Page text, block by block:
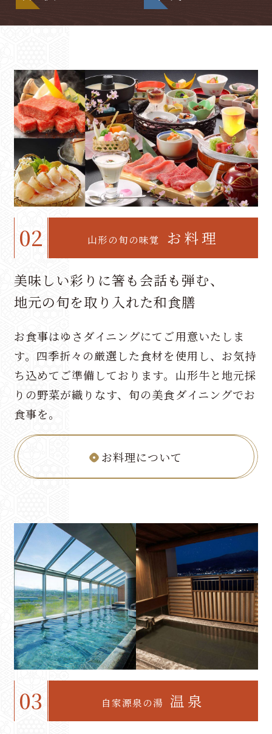
02 山形の旬の味覚 お料理
美味しい彩りに箸も会話も弾む、
地元の旬を取り入れた和食膳
お食事はゆさダイニングにてご用意いたしま
す。四季折々の厳選した食材を使用し、お気持
ち込めてご準備しております。山形牛と地元採
りの野菜が織りなす、旬の美食ダイニングでお
食事を。
お料理について
03 自家源泉の湯 温泉